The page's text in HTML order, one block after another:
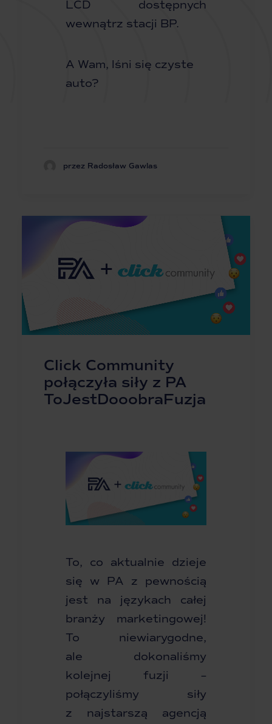
LCD dostępnych
wewnątrz stacji BP.
A Wam, lśni się czyste
auto?
przez Radosław Gawlas
Click Community
połączyła siły z PA
ToJestDooobraFuzja
To, co aktualnie dzieje
się w PA z pewnością
jest na językach całej
branży marketingowej!
To niewiarygodne,
ale dokonaliśmy
kolejnej fuzji –
połączyliśmy siły
z najstarszą agencją